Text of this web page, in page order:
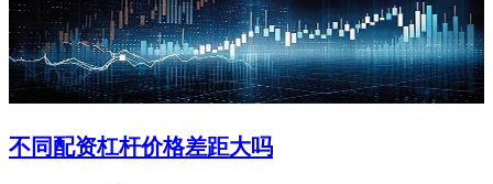
不同配资杠杆价格差距大吗